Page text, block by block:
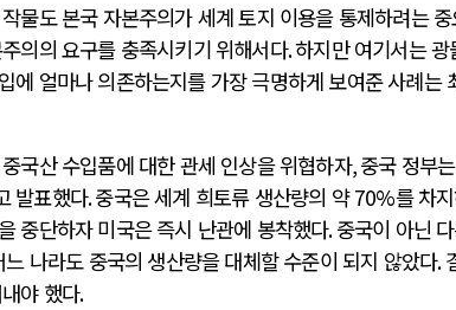
물도 본국 자본주의가 세계 토지 이용을 통제하려는
의의 요구를 충족시키기 위해서다.하지만 여기서는
에 얼마나 의존하는지를 가장 극명하게 보여준 사례는
국산 수입품에 대한 관세 인상을 위협하자,중국 정부
발표했다.중국은 세계 희토류 생산량의 약70%를 차
중단하자 미국은 즉시 난관에 봉착했다.중국이 아닌
느 나라도 중국의 생산량을 대체할 수준이 되지 않았다.
야 했다.